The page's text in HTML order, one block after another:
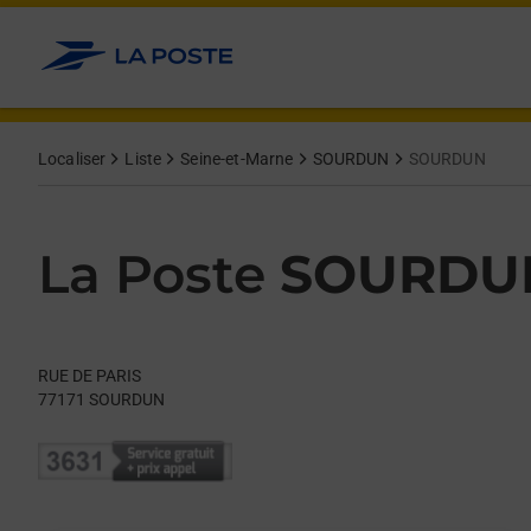
Allez au contenu
Localiser Liste Seine-et-Marne SOURDUN SOURDUN
La Poste
RUE DE PARIS
77171 SOURDUN
Day of the WeekHours
Get directions to La Poste at RUE DE PARIS SOURDUN,
lien s'ouvre dans un nouvel onglet